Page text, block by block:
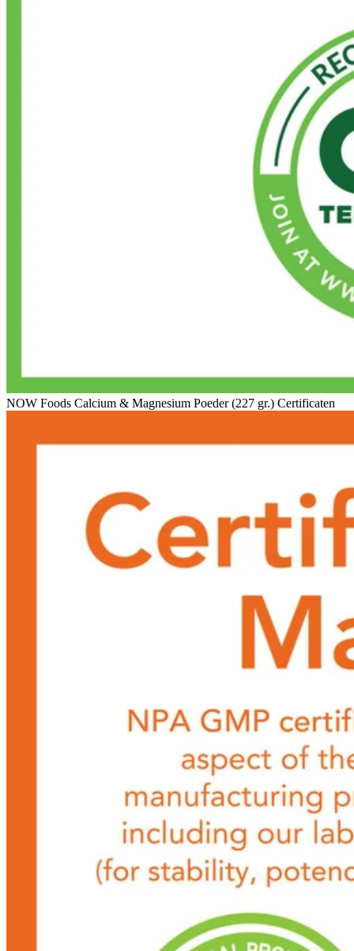
NOW Foods Calcium & Magnesium Poeder (227 gr.) Certificaten